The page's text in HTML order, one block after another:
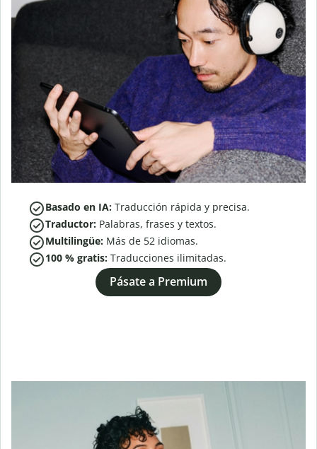
Basado en IA: Traducción rápida y precisa.
Traductor: Palabras, frases y textos.
Multilingüe: Más de 52 idiomas.
100 % gratis: Traducciones ilimitadas.
Pásate a Premium